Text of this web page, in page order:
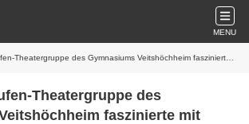
MENU
des Gymnasiums Veitshöchheim faszinierte mit "Eine Odyssee" (frei nach Homer) von Ad de Bont
Theatergruppe des
faszinierte mit